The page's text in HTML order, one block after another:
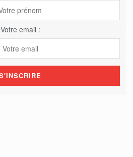
Votre email :